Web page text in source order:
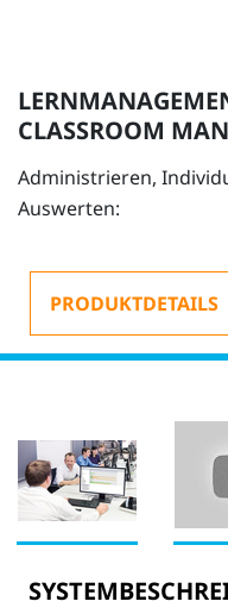
CLASSROOM
Administrieren,
Auswerten:
PRODUKTDETAILS